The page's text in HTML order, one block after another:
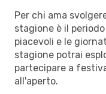
Per chi ama
stagione è il
piacevoli e le
stagione potrai
partecipare a
all'aperto.